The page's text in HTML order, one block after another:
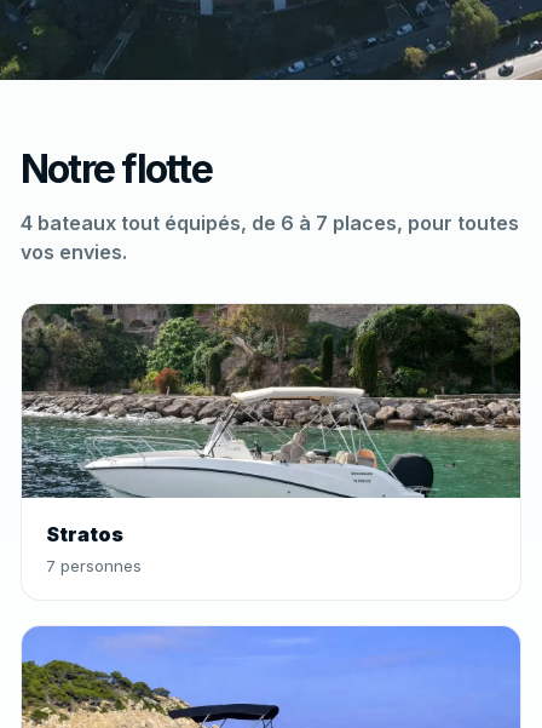
Notre flotte
4 bateaux tout équipés, de 6 à 7 places, pour toutes
vos envies.
Stratos
7 personnes